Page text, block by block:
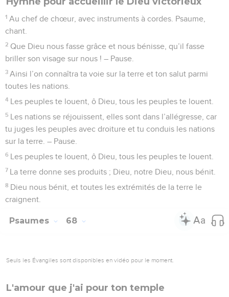
1 Au chef de chœur, avec instruments à cordes. Psaume,
chant.
2 Que Dieu nous fasse grâce et nous bénisse, qu’il fasse
briller son visage sur nous ! – Pause.
3 Ainsi l’on connaîtra ta voie sur la terre et ton salut parmi
toutes les nations.
4 Les peuples te louent, ô Dieu, tous les peuples te louent.
5 Les nations se réjouissent, elles sont dans l’allégresse, car
tu juges les peuples avec droiture et tu conduis les nations
sur la terre. – Pause.
6 Les peuples te louent, ô Dieu, tous les peuples te louent.
7 La terre donne ses produits ; Dieu, notre Dieu, nous bénit.
8 Dieu nous bénit, et toutes les extrémités de la terre le
craignent.
Psaumes 68
Seuls les Évangiles sont disponibles en vidéo pour le moment.
L'amour que j'ai pour ton temple